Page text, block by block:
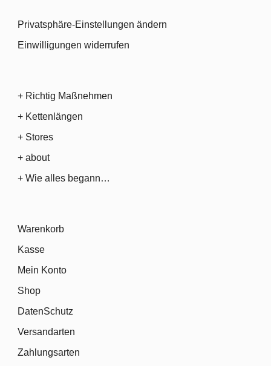
Privatsphäre-Einstellungen ändern
Einwilligungen widerrufen
+ Richtig Maßnehmen
+ Kettenlängen
+ Stores
+ about
+ Wie alles begann…
Warenkorb
Kasse
Mein Konto
Shop
DatenSchutz
Versandarten
Zahlungsarten